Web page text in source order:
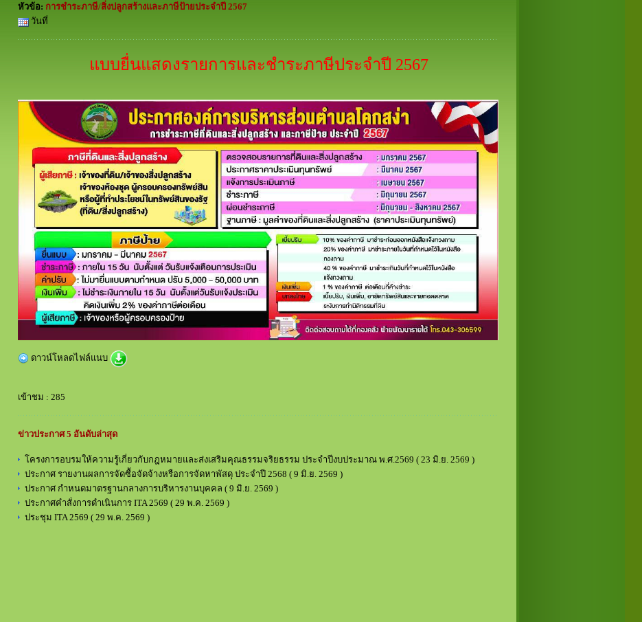
หัวข้อ: การชำระภาษี/สิ่งปลูกสร้างและภาษีป้ายประจำปี 2567
วันที่
แบบยื่นแสดงรายการและชำระภาษีประจำปี 2567
ดาวน์โหลดไฟล์แนบ
เข้าชม : 285
ข่าวประกาศ 5 อันดับล่าสุด
โครงการอบรมให้ความรู้เกี่ยวกับกฎหมายและส่งเสริมคุณธรรมจริยธรรม ประจำปีงบประมาณ พ.ศ.2569 ( 23 มิ.ย. 2569 )
ประกาศ รายงานผลการจัดซื้อจัดจ้างหรือการจัดหาพัสดุ ประจำปี 2568 ( 9 มิ.ย. 2569 )
ประกาศ กำหนดมาตรฐานกลางการบริหารงานบุคคล ( 9 มิ.ย. 2569 )
ประกาศคำสั่งการดำเนินการ ITA 2569 ( 29 พ.ค. 2569 )
ประชุม ITA 2569 ( 29 พ.ค. 2569 )